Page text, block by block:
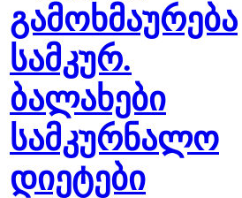
გამოხმაურება
სამკურ.
ბალახები
სამკურნალო
დიეტები